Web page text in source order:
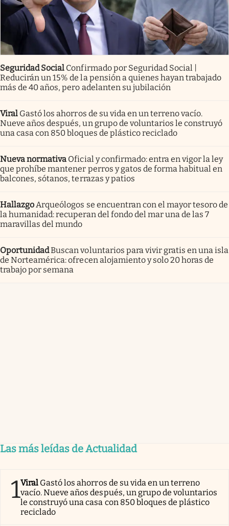
Seguridad Social Confirmado por Seguridad Social |
Reducirán un 15% de la pensión a quienes hayan trabajado
más de 40 años, pero adelanten su jubilación
Viral Gastó los ahorros de su vida en un terreno vacío.
Nueve años después, un grupo de voluntarios le construyó
una casa con 850 bloques de plástico reciclado
Nueva normativa Oficial y confirmado: entra en vigor la ley
que prohíbe mantener perros y gatos de forma habitual en
balcones, sótanos, terrazas y patios
Hallazgo Arqueólogos se encuentran con el mayor tesoro de
la humanidad: recuperan del fondo del mar una de las 7
maravillas del mundo
OportunidadBuscan voluntarios para vivir gratis en una isla
de Norteamérica: ofrecen alojamiento y solo 20 horas de
trabajo por semana
Las más leídas de Actualidad
1Viral Gastó los ahorros de su vida en un terreno
vacío. Nueve años después, un grupo de voluntarios
le construyó una casa con 850 bloques de plástico
reciclado